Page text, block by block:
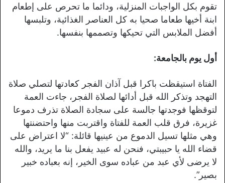
تقوم بكل الواجبات المنزلية، ودائما ما تحرص على إطعام
ابنة أخيها طعاما صحيا به كل العناصر الغذائية، وتلبسها
أفضل الملابس التي تحيكها وتصممها بنفسها.
أول يوم بالجامعة:
الفتاة استيقظت باكرا قبل آذان الفجر كعادتها لتصلي صلاة
التهجد وتذكر الله قبل أدائها لصلاة الفجر، جاءت العمة
لتوقظها فوجدتها جالسة على سجادة الصلاة تذرف دموعا
غزيرة، فرق قلب العمة للفتاة واقتربت منها واحتضنتها
وهي مثلها تسيل الدموع من عينيها قائلة: “لا اعتراض على
قضاء الله يا حبيبتي، فنحن له عبيد يفعل بنا ما يريد، والله
لا يرضى لأي عبد من عباده سوى الخير، إنه بعباده خبير
بصير”.